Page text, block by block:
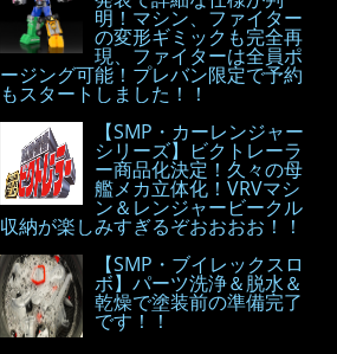
明！マシン、ファイター
の変形ギミックも完全再
現、ファイターは全員ポ
ージング可能！プレバン限定で予約
もスタートしました！！
【SMP・カーレンジャー
シリーズ】ビクトレーラ
ー商品化決定！久々の母
艦メカ立体化！VRVマシ
ン＆レンジャービークル
収納が楽しみすぎるぞおおおお！！
【SMP・ブイレックスロ
ボ】パーツ洗浄＆脱水＆
乾燥で塗装前の準備完了
です！！